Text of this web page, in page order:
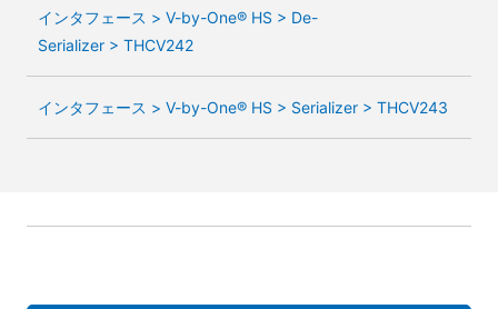
インタフェース > V-by-One® HS > De-
Serializer > THCV242
インタフェース > V-by-One® HS > Serializer > THCV243